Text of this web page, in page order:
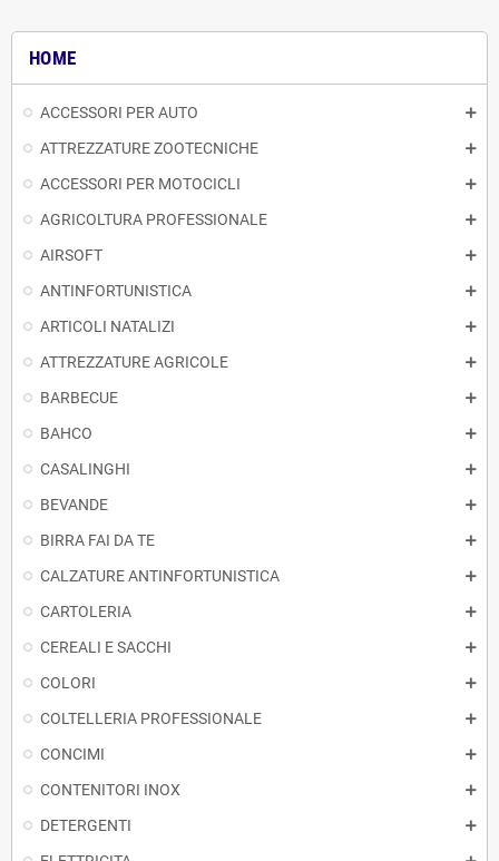
HOME
ACCESSORI PER AUTO
ATTREZZATURE ZOOTECNICHE
ACCESSORI PER MOTOCICLI
AGRICOLTURA PROFESSIONALE
AIRSOFT
ANTINFORTUNISTICA
ARTICOLI NATALIZI
ATTREZZATURE AGRICOLE
BARBECUE
BAHCO
CASALINGHI
BEVANDE
BIRRA FAI DA TE
CALZATURE ANTINFORTUNISTICA
CARTOLERIA
CEREALI E SACCHI
COLORI
COLTELLERIA PROFESSIONALE
CONCIMI
CONTENITORI INOX
DETERGENTI